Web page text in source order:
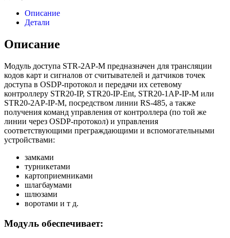
Описание
Детали
Описание
Модуль доступа STR-2AP-М предназначен для трансляции
кодов карт и сигналов от считывателей и датчиков точек
доступа в OSDP-протокол и передачи их сетевому
контроллеру STR20-IP, STR20-IP-Ent, STR20-1АР-IP-М или
STR20-2АР-IP-М, посредством линии RS-485, а также
получения команд управления от контроллера (по той же
линии через OSDP-протокол) и управления
соответствующими преграждающими и вспомогательными
устройствами:
замками
турникетами
картоприемниками
шлагбаумами
шлюзами
воротами и т д.
Модуль обеспечивает: